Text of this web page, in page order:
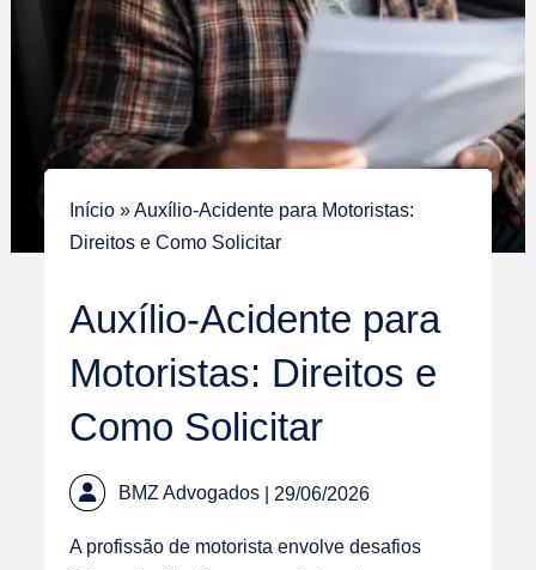
Início »Auxílio-Acidente para Motoristas:
Direitos e Como Solicitar
Auxílio-Acidente para
Motoristas: Direitos e
Como Solicitar
BMZ Advogados | 29/06/2026
A profissão de motorista envolve desafios